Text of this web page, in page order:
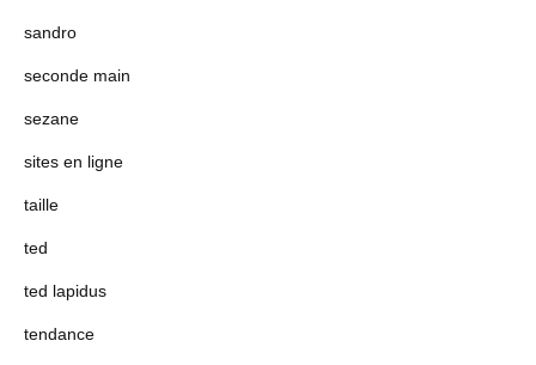
sandro
seconde main
sezane
sites en ligne
taille
ted
ted lapidus
tendance